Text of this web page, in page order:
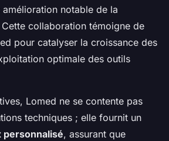
amélioration notable de la
Cette collaboration témoigne de
pour catalyser la croissance des
optimale des outils
Lomed ne se contente pas
techniques ; elle fournit un
personnalisé, assurant que